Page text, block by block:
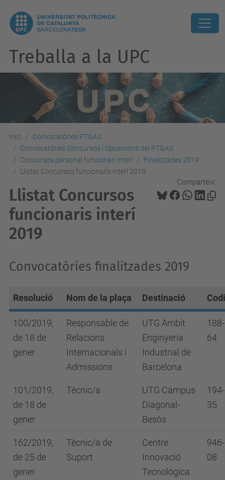
Treballa a la UPC
Inici
Convocatòries PTGAS
Convocatòries Concursos i Oposicions del PTGAS
Concursos personal funcionari interí
Finalitzades 2019
Llistat Concursos funcionaris interí 2019
Comparteix:
Llistat Concursos
funcionaris interí
2019
Convocatòries finalitzades 2019
Resolució Nom de la plaça Destinació Codi
100/2019,
de 18 de
gener
Responsable de
Relacions
Internacionals i
Admissions
UTG Àmbit
Enginyeria
Industrial de
Barcelona
188-
64
101/2019,
de 18 de
gener
Tècnic/a
UTG Campus
Diagonal-
Besòs
194-
35
162/2019,
de 25 de
gener
Tècnic/a de
Suport
Centre
Innovació
Tecnològica
946-
08